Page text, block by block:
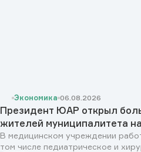
Экономика 06.08.2026
Президент ЮАР открыл
жителей муниципалитета
В медицинском учреждении
том числе педиатрическое и